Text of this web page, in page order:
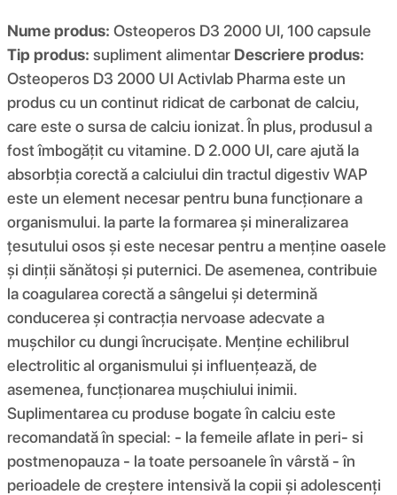
Nume produs: Osteoperos D3 2000 UI, 100 capsule
Tip produs: supliment alimentar Descriere produs:
Osteoperos D3 2000 UI Activlab Pharma este un
produs cu un continut ridicat de carbonat de calciu,
care este o sursa de calciu ionizat. În plus, produsul a
fost îmbogățit cu vitamine. D 2.000 UI, care ajută la
absorbția corectă a calciului din tractul digestiv WAP
este un element necesar pentru buna funcționare a
organismului. Ia parte la formarea și mineralizarea
țesutului osos și este necesar pentru a menține oasele
și dinții sănătoși și puternici. De asemenea, contribuie
la coagularea corectă a sângelui și determină
conducerea și contracția nervoase adecvate a
mușchilor cu dungi încrucișate. Menține echilibrul
electrolitic al organismului și influențează, de
asemenea, funcționarea mușchiului inimii.
Suplimentarea cu produse bogate în calciu este
recomandată în special: - la femeile aflate in peri- si
postmenopauza - la toate persoanele în vârstă - în
perioadele de creștere intensivă la copii și adolescenți